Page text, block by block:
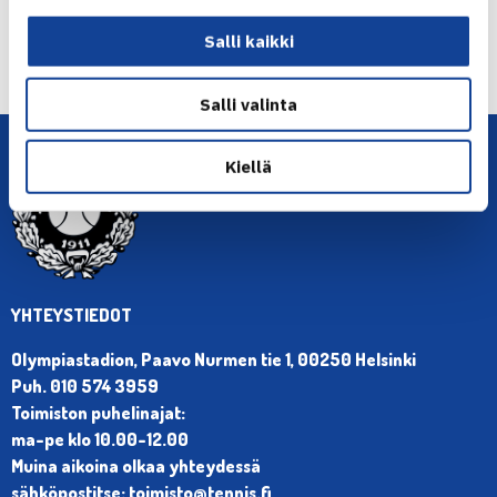
Salli kaikki
Salli valinta
Kiellä
Seuraava uutinen: Emma kaikkien aikojen… →
YHTEYSTIEDOT
Olympiastadion, Paavo Nurmen tie 1, 00250 Helsinki
Puh. 010 574 3959
Toimiston puhelinajat:
ma-pe klo 10.00-12.00
Muina aikoina olkaa yhteydessä
sähköpostitse: toimisto@tennis.fi